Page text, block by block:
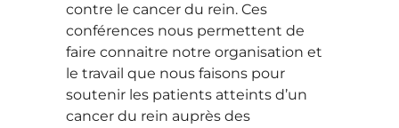
contre le cancer du rein. Ces
conférences nous permettent de
faire connaitre notre organisation et
le travail que nous faisons pour
soutenir les patients atteints d’un
cancer du rein auprès des